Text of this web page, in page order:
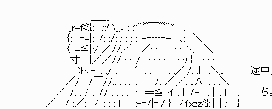
_r=fミ{: : }:ハ_,．: :''"ﾟ~￣~ﾟ"'': : . .
｛: : ‐=|: :/: :/: } : : : :-‐…‐- : ､: : ＼
〈-=≦|:/ ／//／ : :／: : : : : : : ＼: : ＼
寸:_:_|／／// : : :/ : : : : : : : : :) }: : : : : .
)ｈ､-: :_:/ : : : : ′: : : : : : :／:/: :} : :＼:. 途中、なん
／/: :./￣//.: : : .:|: : : : /: ／:／: :.∧: : : :＼
／: /: : / : :// : : : : :|ー==≦ イ : }: /-‐ : |: : l ､ ちょっと
／: : / :／: : /: : : : l : : |:-‐/|‐:/ } : /ｲxzzﾐ}:.| :| } }